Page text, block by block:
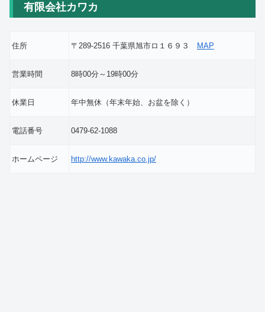
有限会社カワカ
住所 〒289-2516 千葉県旭市ロ１６９３ MAP
営業時間 8時00分～19時00分
休業日 年中無休（年末年始、お盆を除く）
電話番号 0479-62-1088
ホームページ http://www.kawaka.co.jp/